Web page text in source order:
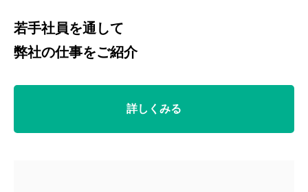
若手社員を通して
弊社の仕事をご紹介
詳しくみる